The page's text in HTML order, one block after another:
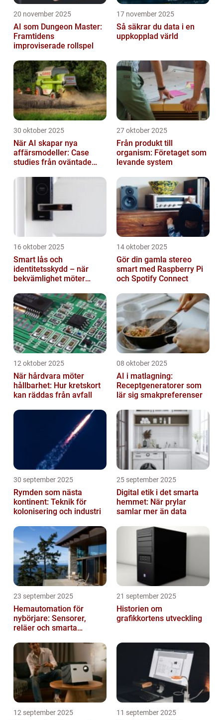
20 november 2025
AI som Dungeon Master:
Framtidens
improviserade rollspel
17 november 2025
Så säkrar du data i en
uppkopplad värld
30 oktober 2025
När AI skapar nya
affärsmodeller: Case
studies från oväntade
27 oktober 2025
Från produkt till
organism: Företaget som
levande system
16 oktober 2025
Smart lås och
identitetsskydd – när
bekvämlighet möter
14 oktober 2025
Gör din gamla stereo
smart med Raspberry Pi
och Spotify Connect
12 oktober 2025
När hårdvara möter
hållbarhet: Hur kretskort
kan räddas från avfall
08 oktober 2025
AI i matlagning:
Receptgeneratorer som
lär sig smakpreferenser
30 september 2025
Rymden som nästa
kontinent: Teknik för
kolonisering och industri
25 september 2025
Digital etik i det smarta
hemmet: När prylar
samlar mer än data
23 september 2025
Hemautomation för
nybörjare: Sensorer,
reläer och smarta
21 september 2025
Historien om
grafikkortens utveckling
12 september 2025 11 september 2025